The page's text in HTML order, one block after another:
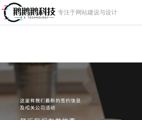
专注于网站建设与设计